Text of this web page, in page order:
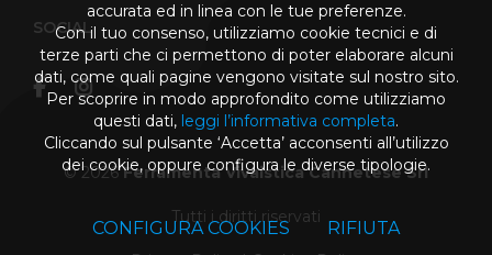
SOCIAL
© 2026Ferramenta Vivaistica Cannetese Srl
Tutti i diritti riservati
accurata ed in linea con le tue preferenze.
Con il tuo consenso, utilizziamo cookie tecnici e di
terze parti che ci permettono di poter elaborare alcuni
dati, come quali pagine vengono visitate sul nostro sito.
Per scoprire in modo approfondito come utilizziamo
questi dati, leggi l’informativa completa.
Cliccando sul pulsante ‘Accetta’ acconsenti all’utilizzo
dei cookie, oppure configura le diverse tipologie.
CONFIGURA COOKIES RIFIUTA